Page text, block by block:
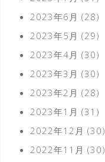
2023年6月 (28)
2023年5月 (29)
2023年4月 (30)
2023年3月 (30)
2023年2月 (28)
2023年1月 (31)
2022年12月 (30)
2022年11月 (30)